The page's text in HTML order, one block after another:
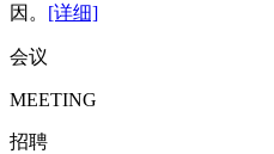
因。 [详细]
会议
MEETING
招聘